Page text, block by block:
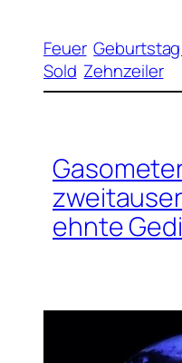
Feuer
Sold Zehnzeiler
ehnte